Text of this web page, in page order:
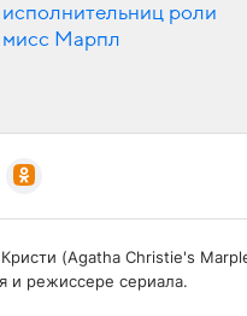
исполнительниц роли
мисс Марпл
(Agatha Christie's
и режиссере сериала.